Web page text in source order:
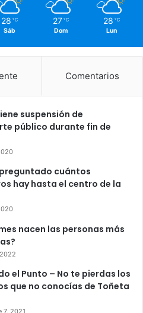
28 ℃
Sáb
27 ℃
Dom
28 ℃
Lun
Comentarios
suspensión de
público durante fin de
preguntado cuántos
hay hasta el centro de la
nacen las personas más
el Punto – No te pierdas los
que no conocías de Toñeta